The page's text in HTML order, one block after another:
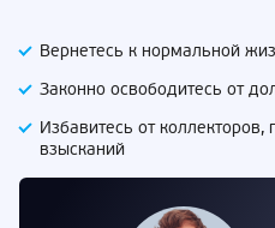
Вернетесь к нормальной
Законно освободитесь от
Избавитесь от коллекторов,
взысканий